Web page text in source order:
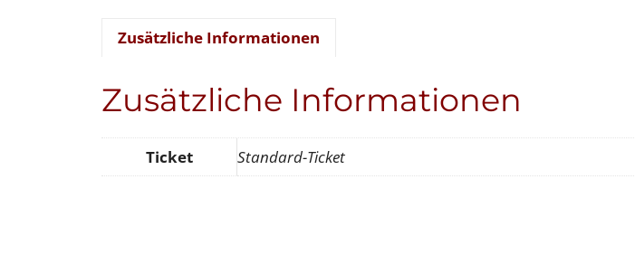
Zusätzliche Informationen
Zusätzliche Informationen
Ticket Standard-Ticket